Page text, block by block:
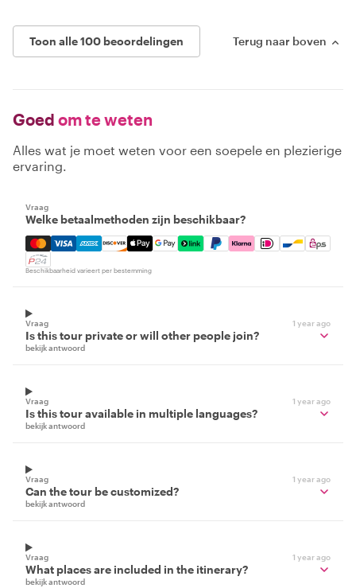
Toon alle 100 beoordelingen Terug naar boven
Goed om te weten
Alles wat je moet weten voor een soepele en plezierige
ervaring.
Vraag
Welke betaalmethoden zijn beschikbaar?
Mastercard, Visa, Amex, Discover, Apple Pay, Google
Beschikbaarheid varieert per bestemming
Vraag 1 year ago
Is this tour private or will other people join?
bekijk antwoord
Vraag 1 year ago
Is this tour available in multiple languages?
bekijk antwoord
Vraag 1 year ago
Can the tour be customized?
bekijk antwoord
Vraag 1 year ago
What places are included in the itinerary?
bekijk antwoord